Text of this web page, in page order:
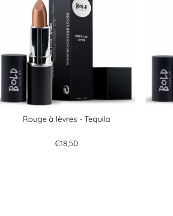
Rouge à lèvres - Tequila
€18,50